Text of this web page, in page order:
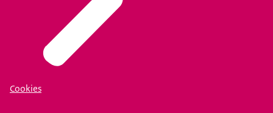
Cookies